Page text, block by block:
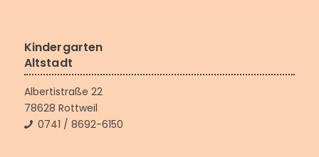
Kindergarten
Altstadt
Albertistraße 22
78628 Rottweil
0741 / 8692-6150